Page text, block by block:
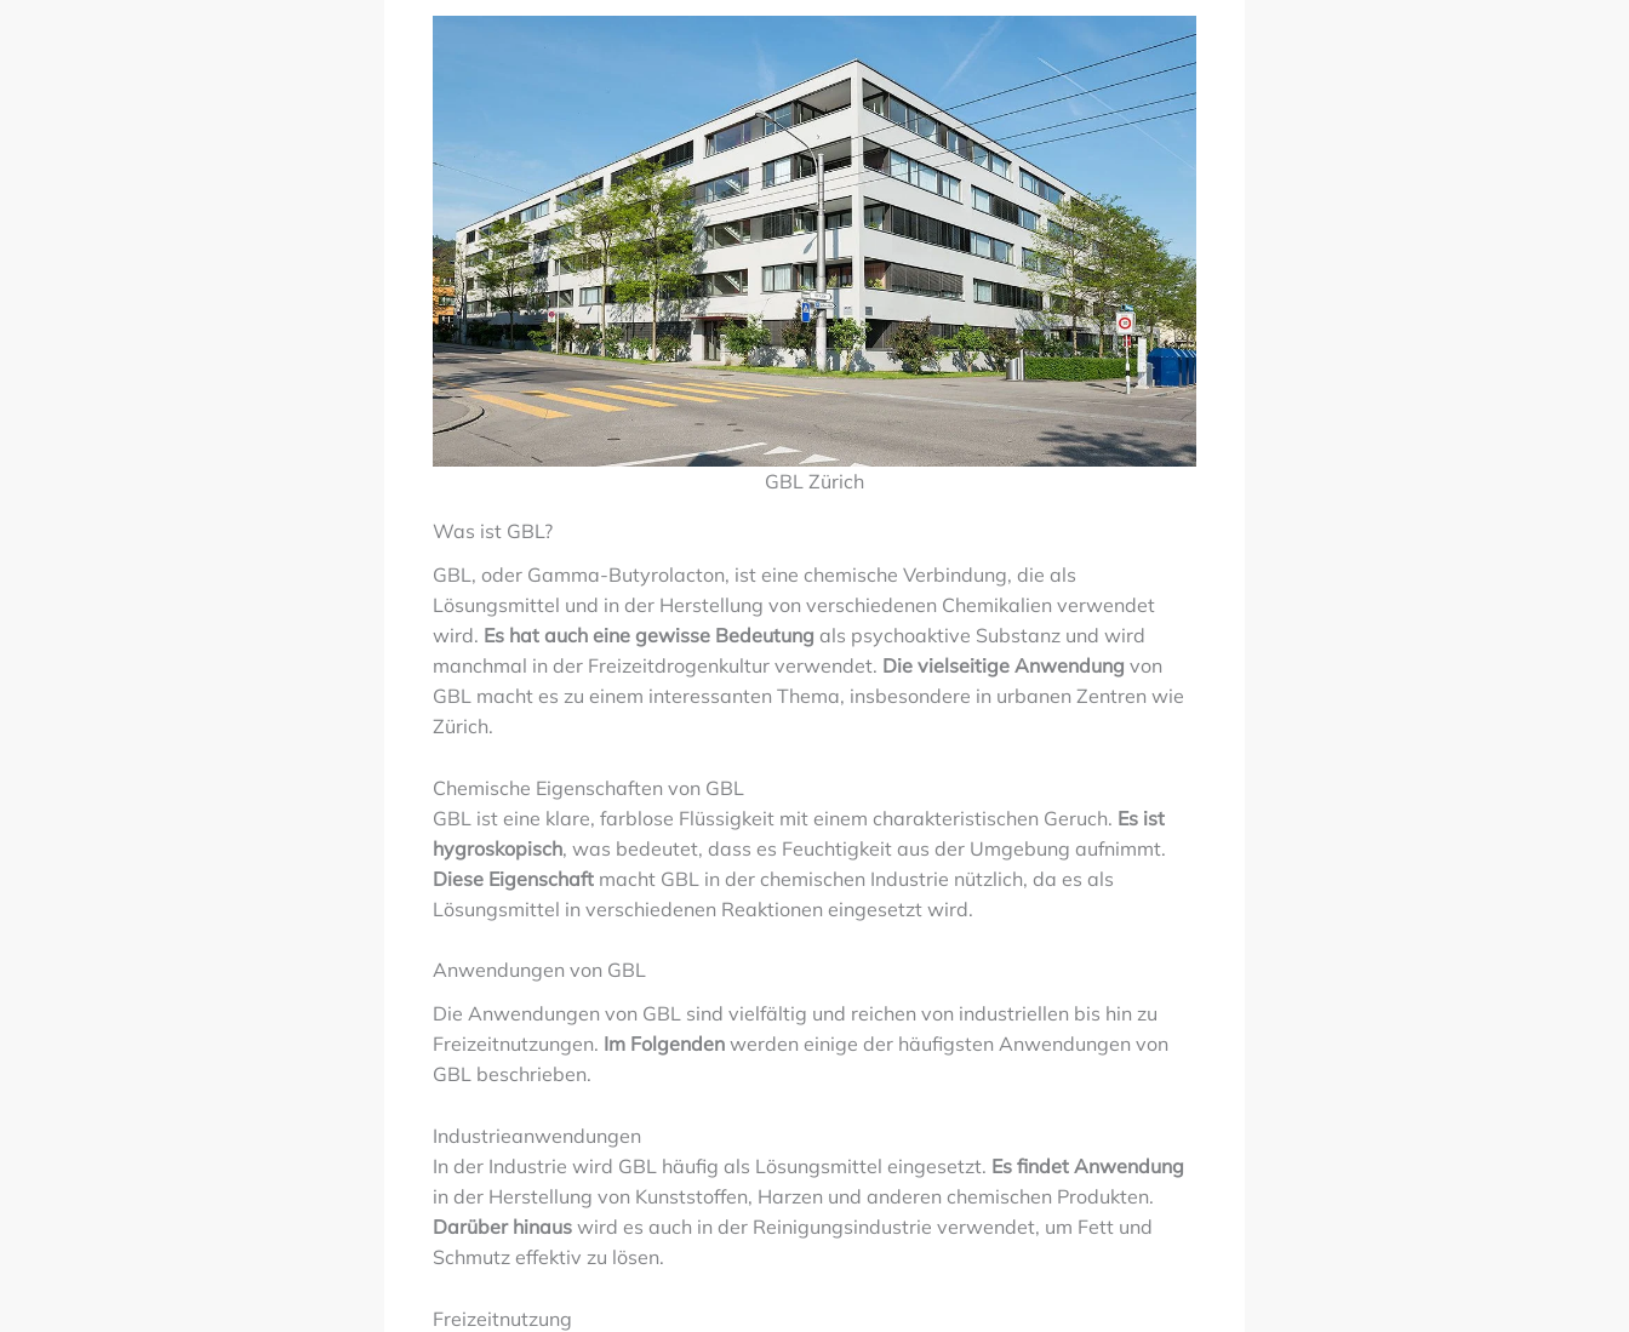
GBL Zürich
Was ist GBL?
GBL, oder Gamma-Butyrolacton, ist eine chemische Verbindung, die als
Lösungsmittel und in der Herstellung von verschiedenen Chemikalien verwendet
wird. Es hat auch eine gewisse Bedeutung als psychoaktive Substanz und wird
manchmal in der Freizeitdrogenkultur verwendet. Die vielseitige Anwendung von
GBL macht es zu einem interessanten Thema, insbesondere in urbanen Zentren wie
Zürich.
Chemische Eigenschaften von GBL
GBL ist eine klare, farblose Flüssigkeit mit einem charakteristischen Geruch. Es ist
hygroskopisch, was bedeutet, dass es Feuchtigkeit aus der Umgebung aufnimmt.
Diese Eigenschaft macht GBL in der chemischen Industrie nützlich, da es als
Lösungsmittel in verschiedenen Reaktionen eingesetzt wird.
Anwendungen von GBL
Die Anwendungen von GBL sind vielfältig und reichen von industriellen bis hin zu
Freizeitnutzungen. Im Folgenden werden einige der häufigsten Anwendungen von
GBL beschrieben.
Industrieanwendungen
In der Industrie wird GBL häufig als Lösungsmittel eingesetzt. Es findet Anwendung
in der Herstellung von Kunststoffen, Harzen und anderen chemischen Produkten.
Darüber hinaus wird es auch in der Reinigungsindustrie verwendet, um Fett und
Schmutz effektiv zu lösen.
Freizeitnutzung